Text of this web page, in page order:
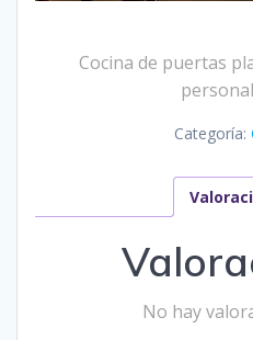
Cocina de puertas
Categoría:
No hay